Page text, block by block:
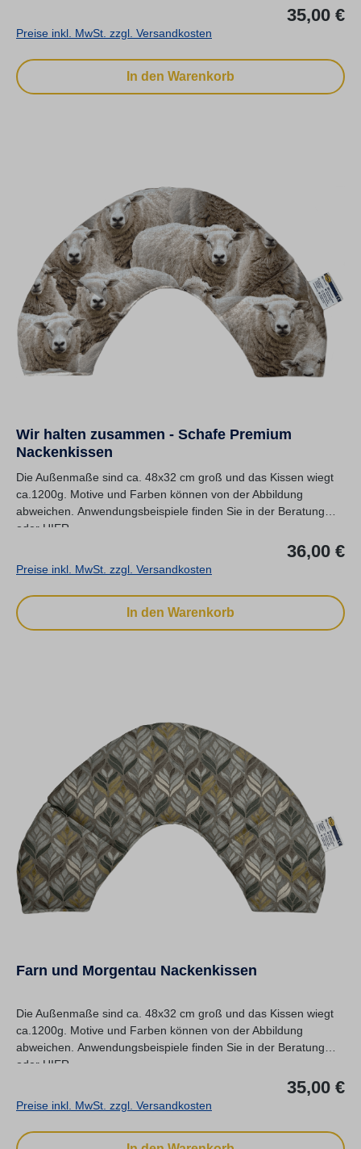
35,00 €
Preise inkl. MwSt. zzgl. Versandkosten
In den Warenkorb
Wir halten zusammen - Schafe Premium
Nackenkissen
Die Außenmaße sind ca. 48x32 cm groß und das Kissen wiegt
ca.1200g. Motive und Farben können von der Abbildung
abweichen. Anwendungsbeispiele finden Sie in der Beratung
oder HIER.
36,00 €
Preise inkl. MwSt. zzgl. Versandkosten
In den Warenkorb
Farn und Morgentau Nackenkissen
Die Außenmaße sind ca. 48x32 cm groß und das Kissen wiegt
ca.1200g. Motive und Farben können von der Abbildung
abweichen. Anwendungsbeispiele finden Sie in der Beratung
oder HIER.
35,00 €
Preise inkl. MwSt. zzgl. Versandkosten